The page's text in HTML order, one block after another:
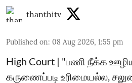
thanthitv
Published on: 08 Aug 2026, 1:55 pm
High Court | "பணி நீக்க
கருணைப்படி உரிமையல்ல,